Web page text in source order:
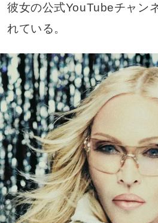
彼女の公式YouTubeチャン
れている。